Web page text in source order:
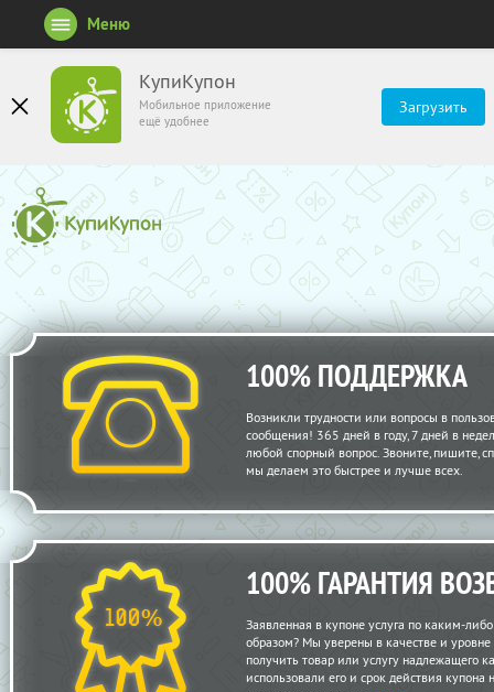
КупиКупон
Мобильное приложение
ещё удобнее
Загрузить
Меню
100% ПОДДЕРЖКА
Возникли трудности или вопросы в
сообщения! 365 дней в году, 7 дней в
любой спорный вопрос. Звоните, пишите,
мы делаем это быстрее и лучше всех.
100% ГАРАНТИЯ
Заявленная в купоне услуга по каким-
образом? Мы уверены в качестве и
получить товар или услугу надлежащего
использовали его и срок действия